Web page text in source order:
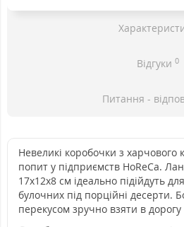
Відгуки 0
Питання -
Невеликі коробочки з
попит у підприємств HoReCa.
17х12х8 см ідеально підійдуть
булочних під порційні десерти.
перекусом зручно взяти в